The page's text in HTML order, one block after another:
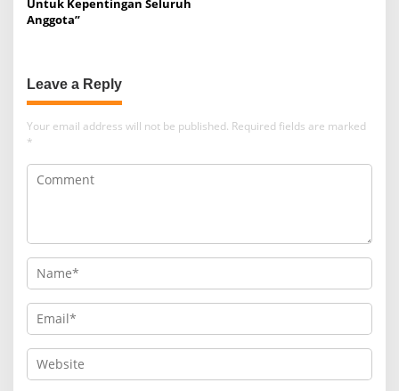
Untuk Kepentingan Seluruh
Anggota”
Leave a Reply
Your email address will not be published. Required fields are marked
*